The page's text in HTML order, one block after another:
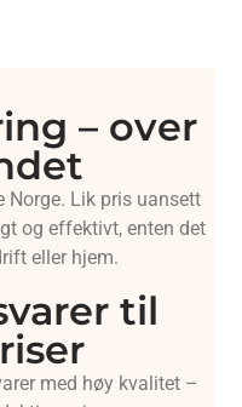
– over
Norge. Lik pris uansett
og effektivt, enten det
eller hjem.
til
med høy kvalitet –